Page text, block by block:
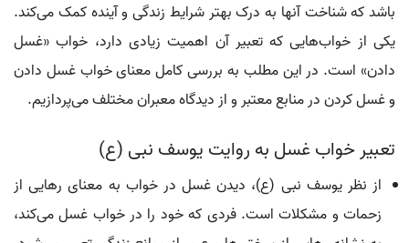
باشد که شناخت آنها به درک بهتر شرایط زندگی و آینده کمک می‌کند.
یکی از خواب‌هایی که تعبیر آن اهمیت زیادی دارد، خواب «غسل
دادن» است. در این مطلب به بررسی کامل معنای خواب غسل دادن
و غسل کردن در منابع معتبر و از دیدگاه معبران مختلف می‌پردازیم.
تعبیر خواب غسل به روایت یوسف نبی (ع)
از نظر یوسف نبی (ع)، دیدن غسل در خواب به معنای رهایی از
زحمات و مشکلات است. فردی که خود را در خواب غسل می‌کند،